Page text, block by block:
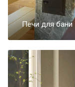
Печи для бани